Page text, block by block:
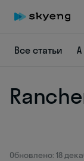
Все статьи A
Обновлено: 18